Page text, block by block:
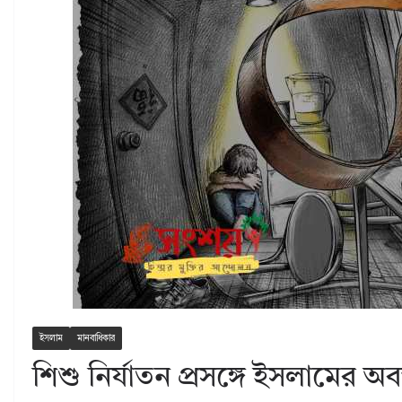
ইসলাম মানবাধিকার
শিশু নির্যাতন প্রসঙ্গে ইসলামের